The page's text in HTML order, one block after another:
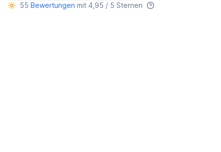
55 Bewertungen mit 4,95 / 5 Sternen